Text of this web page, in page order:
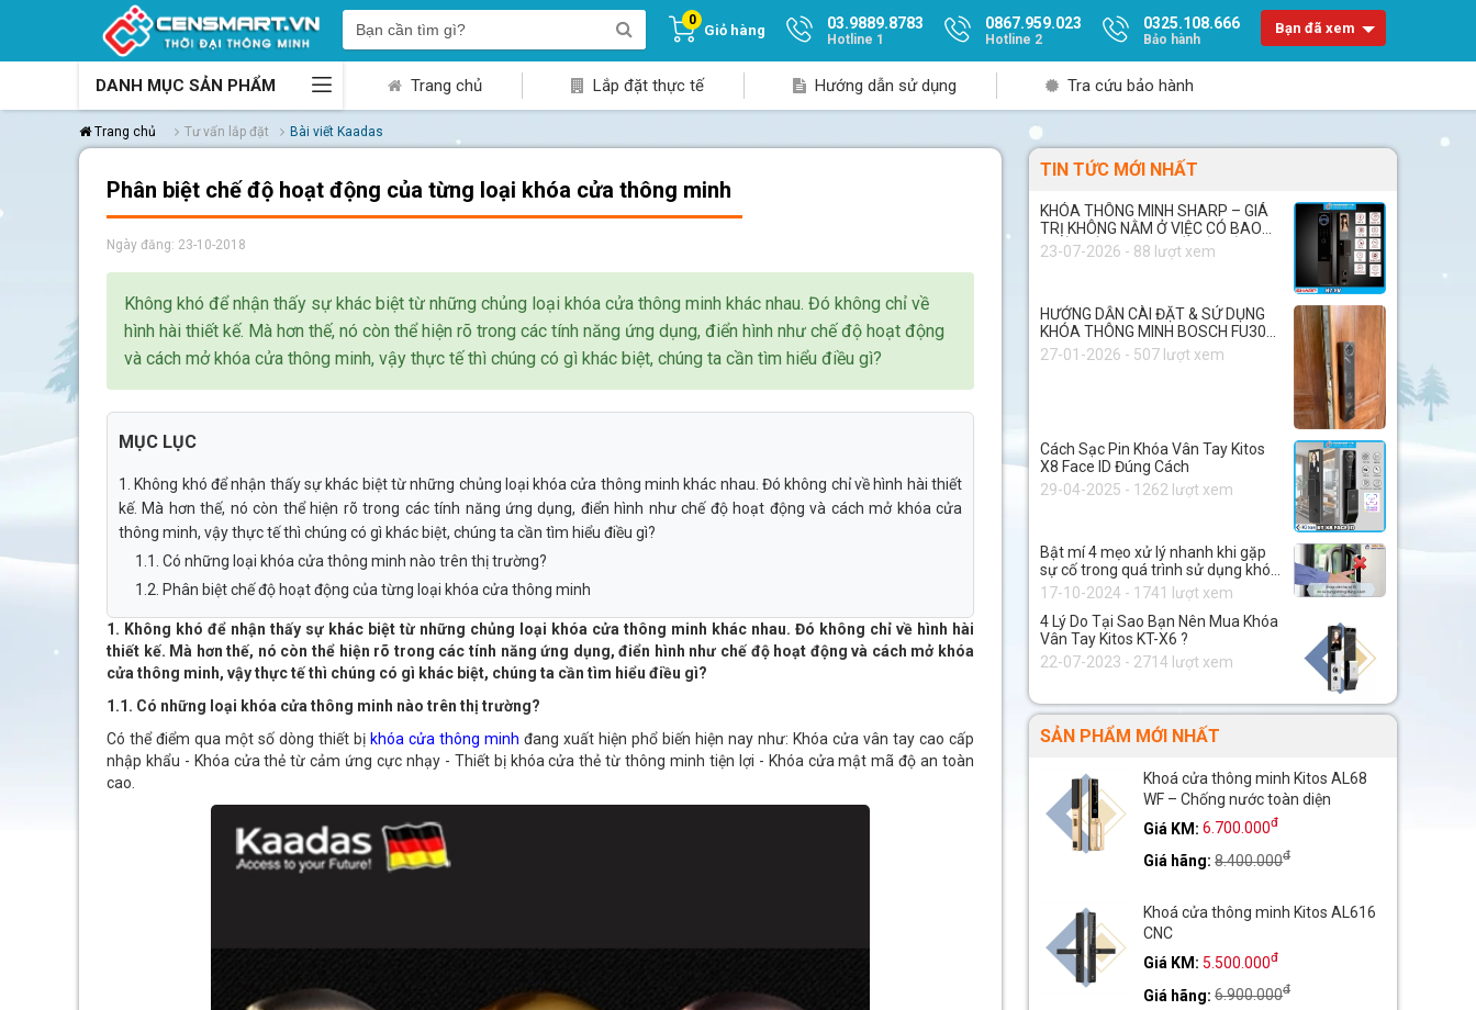
0
Giỏ hàng 03.9889.8783
Hotline 1
0867.959.023
Hotline 2
0325.108.666
Bảo hành
Bạn đã xem
DANH MỤC SẢN PHẨM Trang chủ Lắp đặt thực tế Hướng dẫn sử dụng Tra cứu bảo hành
Trang chủ Tư vấn lắp đặt Bài viết Kaadas
Phân biệt chế độ hoạt động của từng loại khóa cửa thông minh
Ngày đăng: 23-10-2018
Không khó để nhận thấy sự khác biệt từ những chủng loại khóa cửa thông minh khác nhau. Đó không chỉ về
hình hài thiết kế. Mà hơn thế, nó còn thể hiện rõ trong các tính năng ứng dụng, điển hình như chế độ hoạt động
và cách mở khóa cửa thông minh, vậy thực tế thì chúng có gì khác biệt, chúng ta cần tìm hiểu điều gì?
MỤC LỤC
1. Không khó để nhận thấy sự khác biệt từ những chủng loại khóa cửa thông minh khác nhau. Đó không chỉ về hình hài thiết
kế. Mà hơn thế, nó còn thể hiện rõ trong các tính năng ứng dụng, điển hình như chế độ hoạt động và cách mở khóa cửa
thông minh, vậy thực tế thì chúng có gì khác biệt, chúng ta cần tìm hiểu điều gì?
1.1. Có những loại khóa cửa thông minh nào trên thị trường?
1.2. Phân biệt chế độ hoạt động của từng loại khóa cửa thông minh
1. Không khó để nhận thấy sự khác biệt từ những chủng loại khóa cửa thông minh khác nhau. Đó không chỉ về hình hài
thiết kế. Mà hơn thế, nó còn thể hiện rõ trong các tính năng ứng dụng, điển hình như chế độ hoạt động và cách mở khóa
cửa thông minh, vậy thực tế thì chúng có gì khác biệt, chúng ta cần tìm hiểu điều gì?
1.1. Có những loại khóa cửa thông minh nào trên thị trường?
Có thể điểm qua một số dòng thiết bị khóa cửa thông minh đang xuất hiện phổ biến hiện nay như: Khóa cửa vân tay cao cấp
nhập khẩu - Khóa cửa thẻ từ cảm ứng cực nhạy - Thiết bị khóa cửa thẻ từ thông minh tiện lợi - Khóa cửa mật mã độ an toàn
cao.
TIN TỨC MỚI NHẤT
KHÓA THÔNG MINH SHARP – GIÁ
TRỊ KHÔNG NẰM Ở VIỆC CÓ BAO
NHIÊU TÍNH NĂNG, MÀ NẰM Ở
CHẤT LƯỢNG BÊN TRONG
23-07-2026 - 88 lượt xem
HƯỚNG DẪN CÀI ĐẶT & SỬ DỤNG
KHÓA THÔNG MINH BOSCH FU30
PLUS
27-01-2026 - 507 lượt xem
Cách Sạc Pin Khóa Vân Tay Kitos
X8 Face ID Đúng Cách
29-04-2025 - 1262 lượt xem
Bật mí 4 mẹo xử lý nhanh khi gặp
sự cố trong quá trình sử dụng khóa
thông minh.
17-10-2024 - 1741 lượt xem
4 Lý Do Tại Sao Bạn Nên Mua Khóa
Vân Tay Kitos KT-X6 ?
22-07-2023 - 2714 lượt xem
SẢN PHẨM MỚI NHẤT
Khoá cửa thông minh Kitos AL68
WF – Chống nước toàn diện
Giá KM:6.700.000đ
Giá hãng:8.400.000đ
Khoá cửa thông minh Kitos AL616
CNC
Giá KM:5.500.000đ
Giá hãng:6.900.000đ